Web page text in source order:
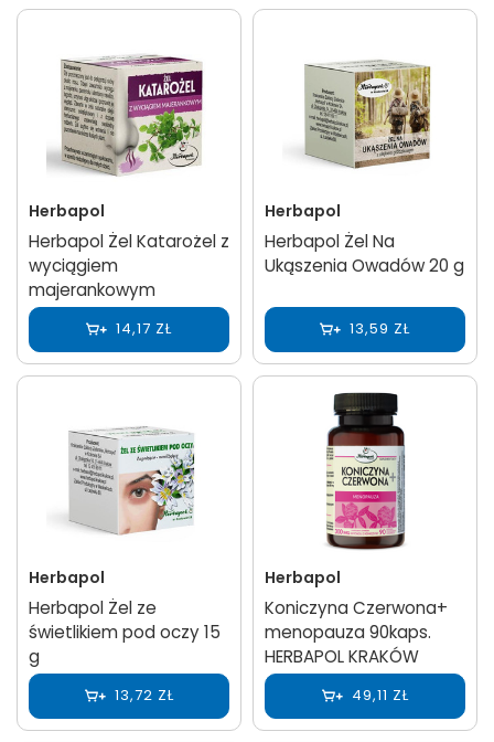
Herbapol
Herbapol Żel Katarożel z
wyciągiem
majerankowym
14,17 ZŁ
Herbapol
Herbapol Żel Na
Ukąszenia Owadów 20 g
13,59 ZŁ
Herbapol
Herbapol Żel ze
świetlikiem pod oczy 15
g
13,72 ZŁ
Herbapol
Koniczyna Czerwona+
menopauza 90kaps.
HERBAPOL KRAKÓW
49,11 ZŁ